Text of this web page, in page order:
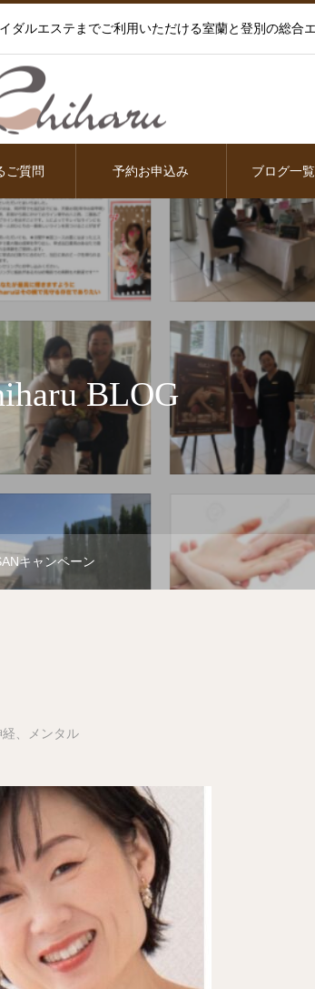
ダルエステまでご利用いただける室蘭と登別の総合
ご質問 予約お申込み ブログ一
BLOG
キャンペーン
経、メンタル